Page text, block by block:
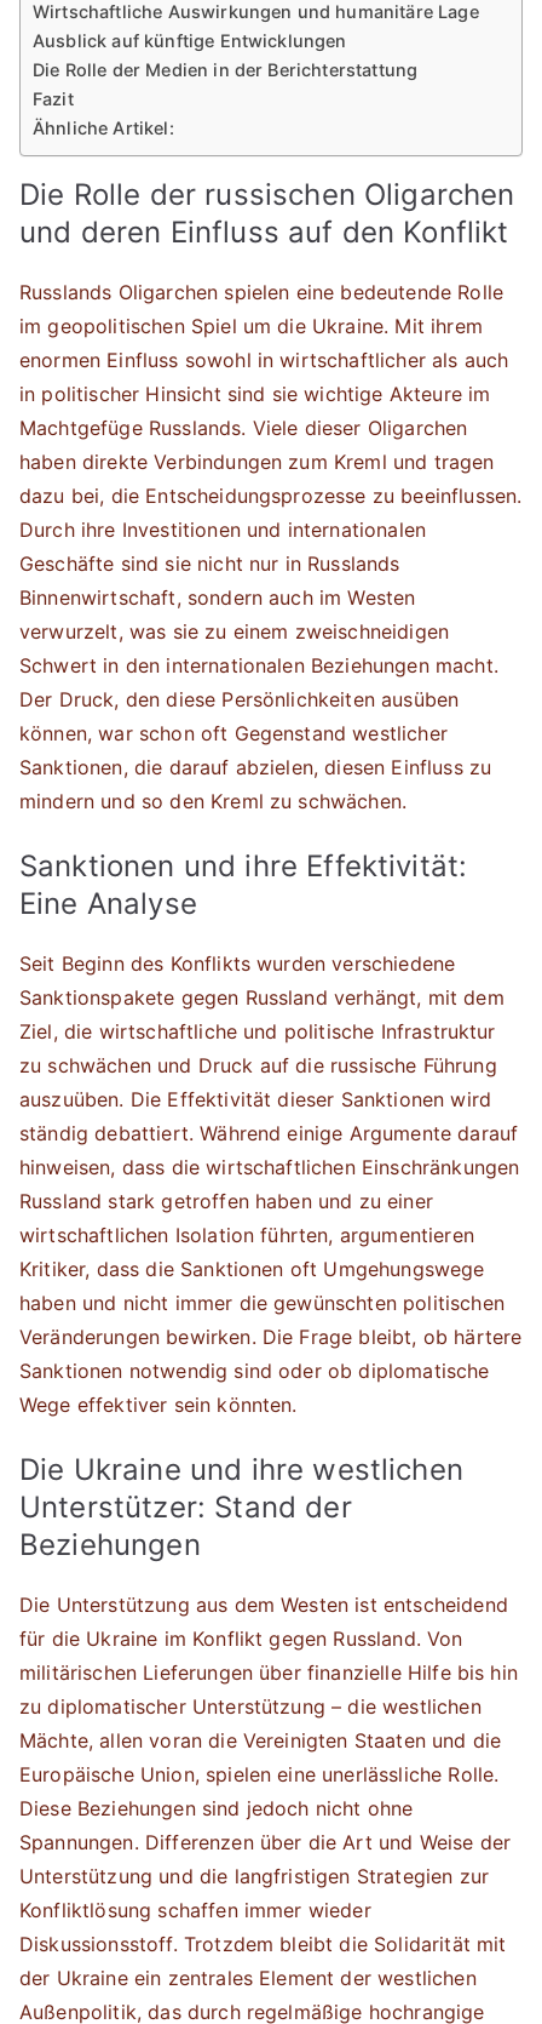
Wirtschaftliche Auswirkungen und humanitäre Lage
Ausblick auf künftige Entwicklungen
Die Rolle der Medien in der Berichterstattung
Fazit
Ähnliche Artikel:
Die Rolle der russischen Oligarchen
und deren Einfluss auf den Konflikt
Russlands Oligarchen spielen eine bedeutende Rolle
im geopolitischen Spiel um die Ukraine. Mit ihrem
enormen Einfluss sowohl in wirtschaftlicher als auch
in politischer Hinsicht sind sie wichtige Akteure im
Machtgefüge Russlands. Viele dieser Oligarchen
haben direkte Verbindungen zum Kreml und tragen
dazu bei, die Entscheidungsprozesse zu beeinflussen.
Durch ihre Investitionen und internationalen
Geschäfte sind sie nicht nur in Russlands
Binnenwirtschaft, sondern auch im Westen
verwurzelt, was sie zu einem zweischneidigen
Schwert in den internationalen Beziehungen macht.
Der Druck, den diese Persönlichkeiten ausüben
können, war schon oft Gegenstand westlicher
Sanktionen, die darauf abzielen, diesen Einfluss zu
mindern und so den Kreml zu schwächen.
Sanktionen und ihre Effektivität:
Eine Analyse
Seit Beginn des Konflikts wurden verschiedene
Sanktionspakete gegen Russland verhängt, mit dem
Ziel, die wirtschaftliche und politische Infrastruktur
zu schwächen und Druck auf die russische Führung
auszuüben. Die Effektivität dieser Sanktionen wird
ständig debattiert. Während einige Argumente darauf
hinweisen, dass die wirtschaftlichen Einschränkungen
Russland stark getroffen haben und zu einer
wirtschaftlichen Isolation führten, argumentieren
Kritiker, dass die Sanktionen oft Umgehungswege
haben und nicht immer die gewünschten politischen
Veränderungen bewirken. Die Frage bleibt, ob härtere
Sanktionen notwendig sind oder ob diplomatische
Wege effektiver sein könnten.
Die Ukraine und ihre westlichen
Unterstützer: Stand der
Beziehungen
Die Unterstützung aus dem Westen ist entscheidend
für die Ukraine im Konflikt gegen Russland. Von
militärischen Lieferungen über finanzielle Hilfe bis hin
zu diplomatischer Unterstützung – die westlichen
Mächte, allen voran die Vereinigten Staaten und die
Europäische Union, spielen eine unerlässliche Rolle.
Diese Beziehungen sind jedoch nicht ohne
Spannungen. Differenzen über die Art und Weise der
Unterstützung und die langfristigen Strategien zur
Konfliktlösung schaffen immer wieder
Diskussionsstoff. Trotzdem bleibt die Solidarität mit
der Ukraine ein zentrales Element der westlichen
Außenpolitik, das durch regelmäßige hochrangige